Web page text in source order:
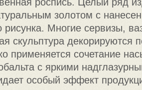
золотом с
рисунка. Многие сервизы,
скульптура декорируются
применяется сочетание
с яркими
особый эффект